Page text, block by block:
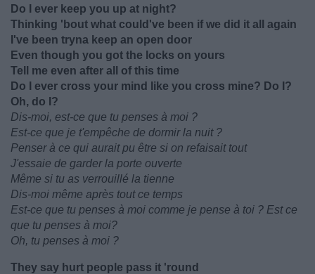
Do I ever keep you up at night?
Thinking 'bout what could've been if we did it all again
I've been tryna keep an opеn door
Even though you got the locks on yours
Tell mе even after all of this time
Do I ever cross your mind like you cross mine? Do I?
Oh, do I?
Dis-moi, est-ce que tu penses à moi ?
Est-ce que je t'empêche de dormir la nuit ?
Penser à ce qui aurait pu être si on refaisait tout
J'essaie de garder la porte ouverte
Même si tu as verrouillé la tienne
Dis-moi même après tout ce temps
Est-ce que tu penses à moi comme je pense à toi ? Est ce
que tu penses à moi?
Oh, tu penses à moi ?
They say hurt people pass it 'round